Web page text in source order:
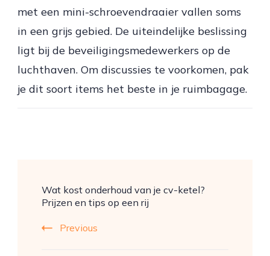
met een mini-schroevendraaier vallen soms
in een grijs gebied. De uiteindelijke beslissing
ligt bij de beveiligingsmedewerkers op de
luchthaven. Om discussies te voorkomen, pak
je dit soort items het beste in je ruimbagage.
Navigation
Wat kost onderhoud van je cv-ketel?
Prijzen en tips op een rij
Previous